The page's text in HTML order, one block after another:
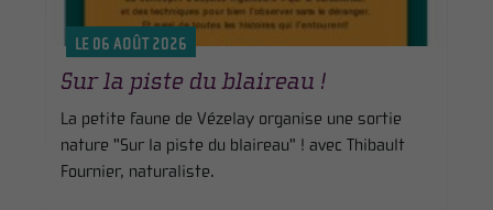
LE 06 AOÛT 2026
Sur la piste du blaireau !
La petite faune de Vézelay organise une sortie
nature "Sur la piste du blaireau" ! avec Thibault
Fournier, naturaliste.